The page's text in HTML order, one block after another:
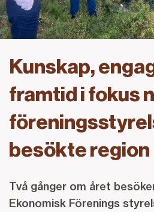
Kunskap,
framtid i fokus
besökte region
Två gånger om året
Ekonomisk Förenings